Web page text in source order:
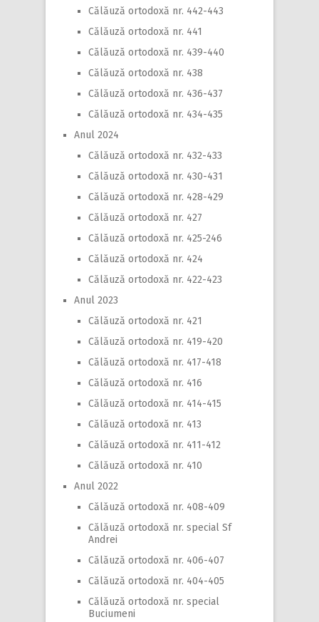
Călăuză ortodoxă nr. 442-443
Călăuză ortodoxă nr. 441
Călăuză ortodoxă nr. 439-440
Călăuză ortodoxă nr. 438
Călăuză ortodoxă nr. 436-437
Călăuză ortodoxă nr. 434-435
Anul 2024
Călăuză ortodoxă nr. 432-433
Călăuză ortodoxă nr. 430-431
Călăuză ortodoxă nr. 428-429
Călăuză ortodoxă nr. 427
Călăuză ortodoxă nr. 425-246
Călăuză ortodoxă nr. 424
Călăuză ortodoxă nr. 422-423
Anul 2023
Călăuză ortodoxă nr. 421
Călăuză ortodoxă nr. 419-420
Călăuză ortodoxă nr. 417-418
Călăuză ortodoxă nr. 416
Călăuză ortodoxă nr. 414-415
Călăuză ortodoxă nr. 413
Călăuză ortodoxă nr. 411-412
Călăuză ortodoxă nr. 410
Anul 2022
Călăuză ortodoxă nr. 408-409
Călăuză ortodoxă nr. special Sf
Andrei
Călăuză ortodoxă nr. 406-407
Călăuză ortodoxă nr. 404-405
Călăuză ortodoxă nr. special
Buciumeni